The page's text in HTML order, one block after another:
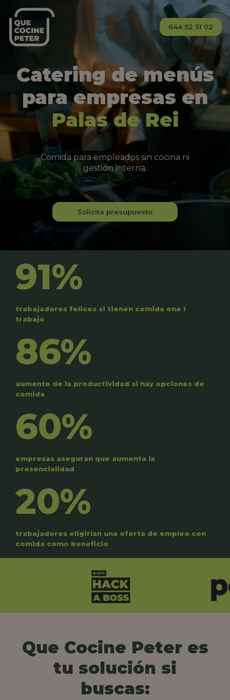
644 52 51 02
Catering de menús
para empresas en
Palas de Rei
Comida para empleados sin cocina ni
gestión interna.
Solicita presupuesto
91%
trabajadores felices si tienen comida ene l
trabajo
86%
aumento de la productividad si hay opciones de
comida
60%
empresas aseguran que aumenta la
presencialidad
20%
trabajadores eligirían una oferta de empleo con
comida como beneficio
Que Cocine Peter es
tu solución si
buscas: